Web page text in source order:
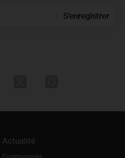
S'enregistrer
Actualité
Communiqués